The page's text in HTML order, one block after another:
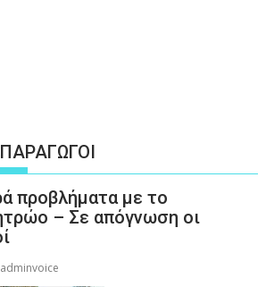
προβλήματα με το
– Σε απόγνωση οι
adminvoice